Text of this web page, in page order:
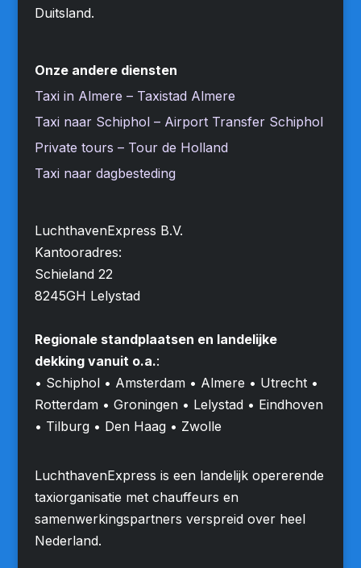
Duitsland.
Onze andere diensten
Taxi in Almere – Taxistad Almere
Taxi naar Schiphol – Airport Transfer Schiphol
Private tours – Tour de Holland
Taxi naar dagbesteding
LuchthavenExpress B.V.
Kantooradres:
Schieland 22
8245GH Lelystad
Regionale standplaatsen en landelijke
dekking vanuit o.a.:
• Schiphol • Amsterdam • Almere • Utrecht •
Rotterdam • Groningen • Lelystad • Eindhoven
• Tilburg • Den Haag • Zwolle
LuchthavenExpress is een landelijk opererende
taxiorganisatie met chauffeurs en
samenwerkingspartners verspreid over heel
Nederland.